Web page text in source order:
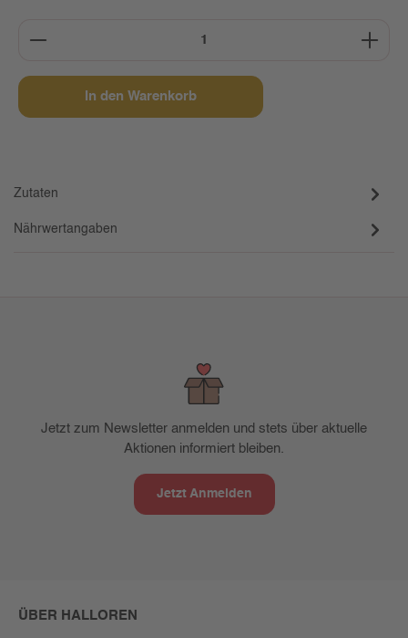
Produkt Anzahl: Gib den gewünschten Wert ein
In den Warenkorb
Zutaten
Nährwertangaben
Jetzt zum Newsletter anmelden und stets über aktuelle
Aktionen informiert bleiben.
Jetzt Anmelden
ÜBER HALLOREN